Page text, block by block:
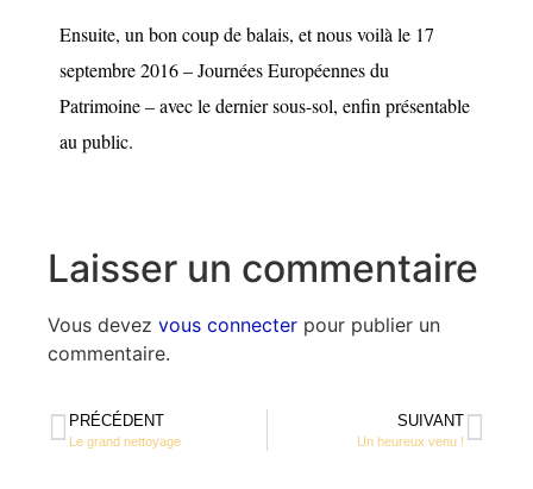
Ensuite, un bon coup de balais, et nous voilà le 17
septembre 2016 – Journées Européennes du
Patrimoine – avec le dernier sous-sol, enfin présentable
au public.
Laisser un commentaire
Vous devez vous connecter pour publier un
commentaire.
PRÉCÉDENT
Le grand nettoyage
SUIVANT
Un heureux venu !